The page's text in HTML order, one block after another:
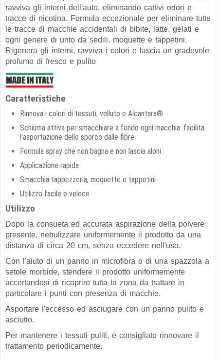
ravviva gli interni dell'auto, eliminando cattivi odori e
tracce di nicotina. Formula eccezionale per eliminare tutte
le tracce di macchie accidentali di bibite, latte, gelati e
ogni genere di unto da sedili, moquette e tappetini.
Rigenera gli interni, ravviva i colori e lascia un gradevole
profumo di fresco e pulito
Caratteristiche
Rinnova i colori di tessuti, velluto e Alcantara®
Schiuma attiva per smacchiare a fondo ogni macchia: facilita
l'asportazione dello sporco dalle fibre
Formula spray che non bagna e non lascia aloni
Applicazione rapida
Smacchia tappezzeria, moquette e tappetini
Utilizzo facile e veloce
Utilizzo
Dopo la consueta ed accurata aspirazione della polvere
presente, nebulizzare uniformemente il prodotto da una
distanza di circa 20 cm, senza eccedere nell'uso.
Con l'aiuto di un panno in microfibra o di una spazzola a
setole morbide, stendere il prodotto uniformemente
accertandosi di ricoprire tutta la zona da trattare in
particolare i punti con presenza di macchie.
Asportare l'eccesso ed asciugare con un panno pulito e
asciutto.
Per mantenere i tessuti puliti, è consigliato rinnovare il
trattamento periodicamente.